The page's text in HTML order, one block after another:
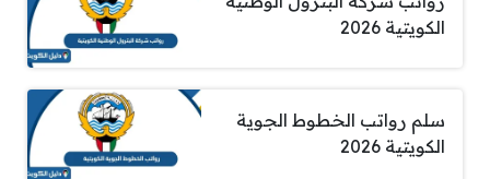
الكويتية 2026
سلم رواتب الخطوط الجوية
الكويتية 2026